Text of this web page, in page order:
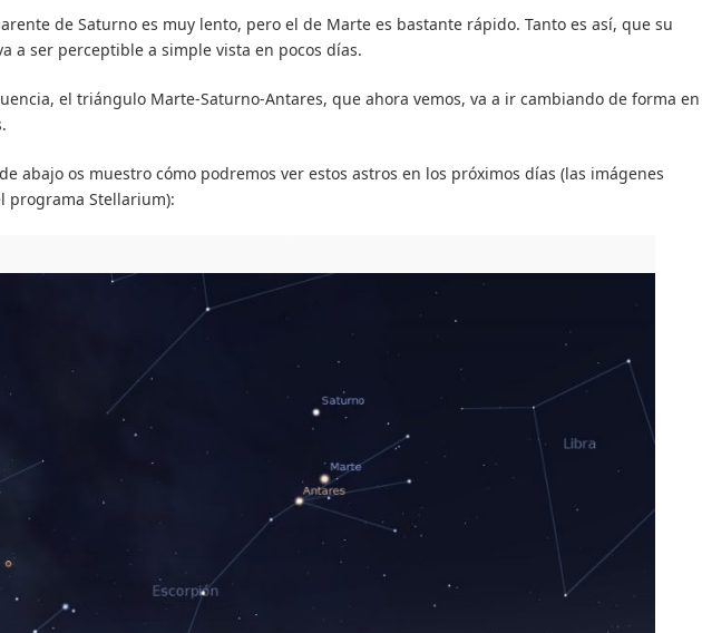
de Saturno es muy lento, pero el de Marte es bastante rápido. Tanto es así, que su
a ser perceptible a simple vista en pocos días.
el triángulo Marte-Saturno-Antares, que ahora vemos, va a ir cambiando de forma en
abajo os muestro cómo podremos ver estos astros en los próximos días (las imágenes
programa Stellarium):